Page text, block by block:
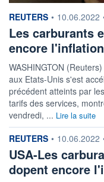
information fournie par
REUTERS • 10.06.2022
Les carburants
encore
WASHINGTON
aux Etats-Unis s'est
précédent atteints par
tarifs des services,
vendredi, ... Lire la suite
information fournie par
REUTERS • 10.06.2022
USA-Les
dopent encore